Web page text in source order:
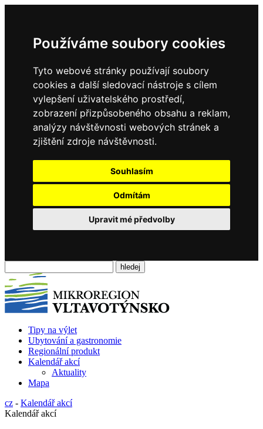
Používáme soubory cookies
Tyto webové stránky používají soubory
cookies a další sledovací nástroje s cílem
vylepšení uživatelského prostředí,
zobrazení přizpůsobeného obsahu a reklam,
analýzy návštěvnosti webových stránek a
zjištění zdroje návštěvnosti.
Souhlasím
Odmítám
Upravit mé předvolby
Tipy na výlet
Ubytování a gastronomie
Regionální produkt
Kalendář akcí
Aktuality
Mapa
cz - Kalendář akcí
Kalendář akcí